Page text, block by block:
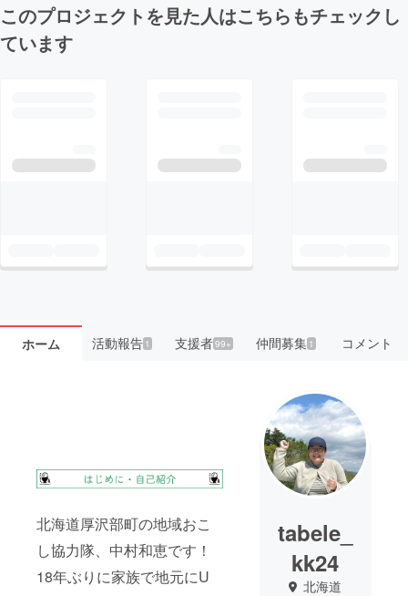
このプロジェクトを見た人はこちらもチェックし
ています
ホーム 活動報告1 支援者99+ 仲間募集 1 コメント
北海道厚沢部町の地域おこ
し協力隊、中村和恵です！
18年ぶりに家族で地元にU
tabele_
kk24
北海道